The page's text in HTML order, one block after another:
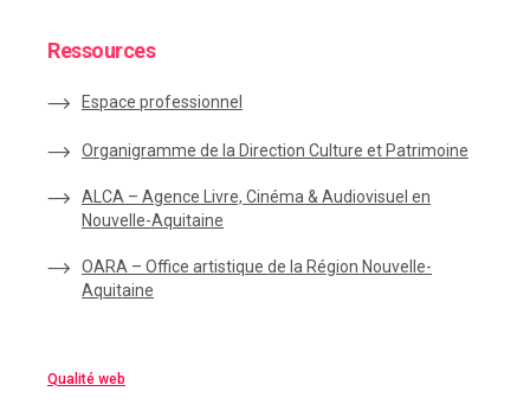
Ressources
Espace professionnel
Organigramme de la Direction Culture et Patrimoine
ALCA – Agence Livre, Cinéma & Audiovisuel en
Nouvelle-Aquitaine
OARA – Office artistique de la Région Nouvelle-
Aquitaine
Qualité web